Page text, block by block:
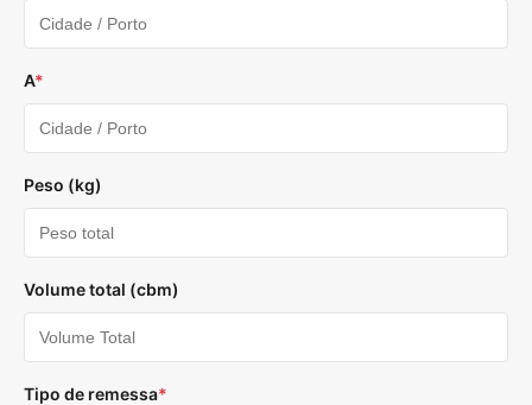
A*
Peso (kg)
Volume total (cbm)
Tipo de remessa*